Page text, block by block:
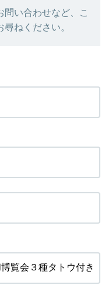
い合わせなど、こ
ねください。